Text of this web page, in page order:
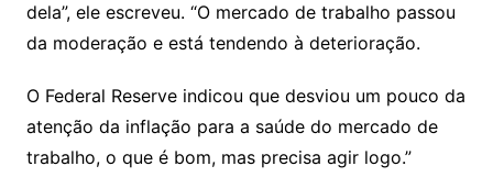
dela”, ele escreveu. “O mercado de trabalho passou
da moderação e está tendendo à deterioração.
O Federal Reserve indicou que desviou um pouco da
atenção da inflação para a saúde do mercado de
trabalho, o que é bom, mas precisa agir logo.”